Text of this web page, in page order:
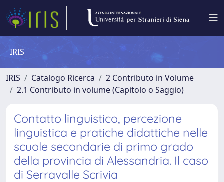
IRIS
IRIS Catalogo Ricerca
2 Contributo in Volume
2.1 Contributo in volume (Capitolo o Saggio)
Contatto linguistico, percezione
linguistica e pratiche didattiche nelle
scuole secondarie di primo grado
della provincia di Alessandria. Il caso
di Serravalle Scrivia